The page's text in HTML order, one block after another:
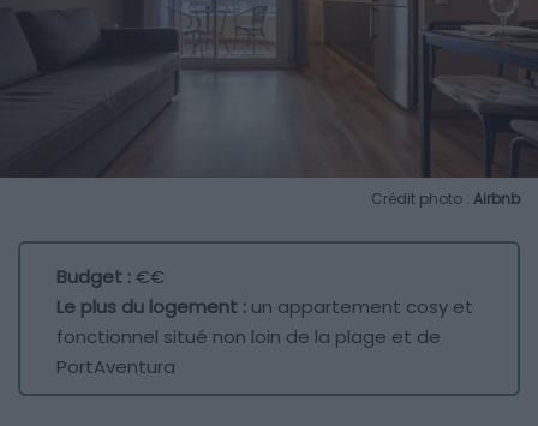
Crédit photo : Airbnb
Budget :€€
Le plus du logement : un appartement cosy et
fonctionnel situé non loin de la plage et de
PortAventura